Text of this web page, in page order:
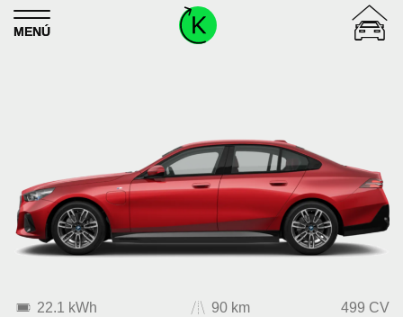
Skip to content
MENÚ
22.1 kWh 90 km 499 CV